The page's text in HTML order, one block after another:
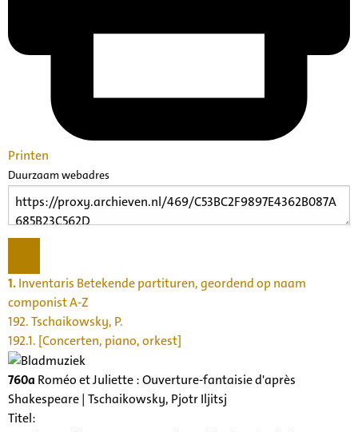
Printen
Duurzaam webadres
1.Inventaris Betekende partituren, geordend op naam
componist A-Z
192. Tschaikowsky, P.
192.1. [Concerten, piano, orkest]
760a Roméo et Juliette : Ouverture-fantaisie d'après
Shakespeare | Tschaikowsky, Pjotr Iljitsj
Titel: